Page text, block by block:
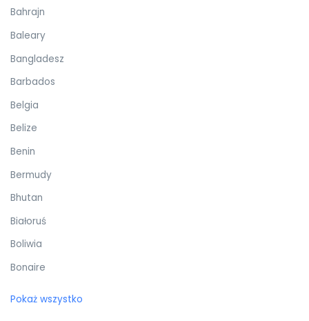
Bahrajn
Baleary
Bangladesz
Barbados
Belgia
Belize
Benin
Bermudy
Bhutan
Białoruś
Boliwia
Bonaire
Pokaż wszystko